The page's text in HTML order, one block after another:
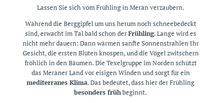
Lassen Sie sich vom Frühling in Meran verzaubern.
Während die Berggipfel um uns herum noch schneebedeckt
sind, erwacht im Tal bald schon derFrühling. Lange wird es
nicht mehr dauern: Dann wärmen sanfte Sonnenstrahlen Ihr
Gesicht, die ersten Blüten knospen, und die Vögel zwitschern
fröhlich in den Bäumen. Die Texelgruppe im Norden schützt
das Meraner Land vor eisigen Winden und sorgt für ein
mediterranes Klima. Das bedeutet, dass hier der Frühling
besonders frühbeginnt.